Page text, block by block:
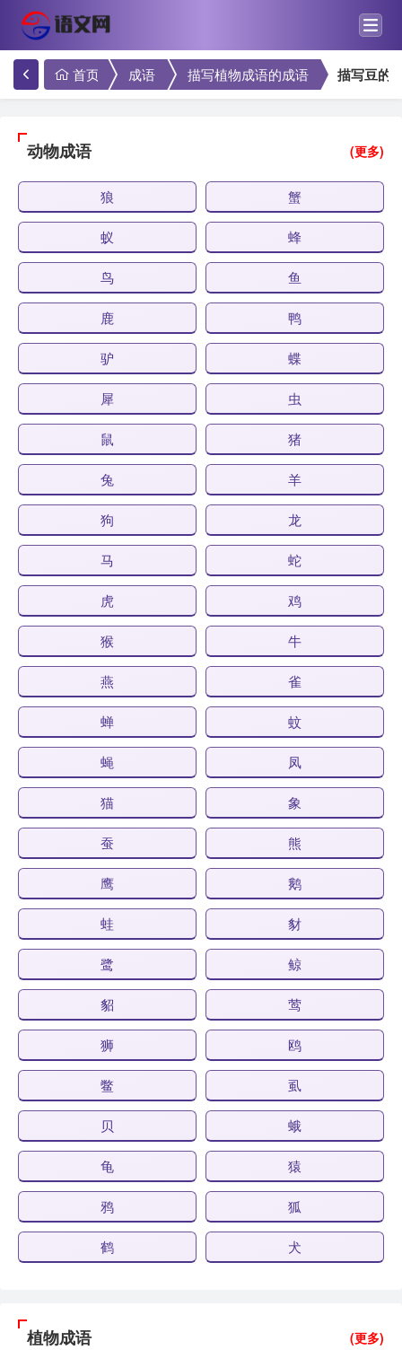
首页 成语 描写植物成语的成语 描写豆的
动物成语 (更多)
狼 蟹
蚁 蜂
鸟 鱼
鹿 鸭
驴 蝶
犀 虫
鼠 猪
兔 羊
狗 龙
马 蛇
虎 鸡
猴 牛
燕 雀
蝉 蚊
蝇 凤
猫 象
蚕 熊
鹰 鹅
蛙 豺
鹭 鲸
貂 莺
狮 鸥
鳖 虱
贝 蛾
龟 猿
鸦 狐
鹤 犬
植物成语 (更多)